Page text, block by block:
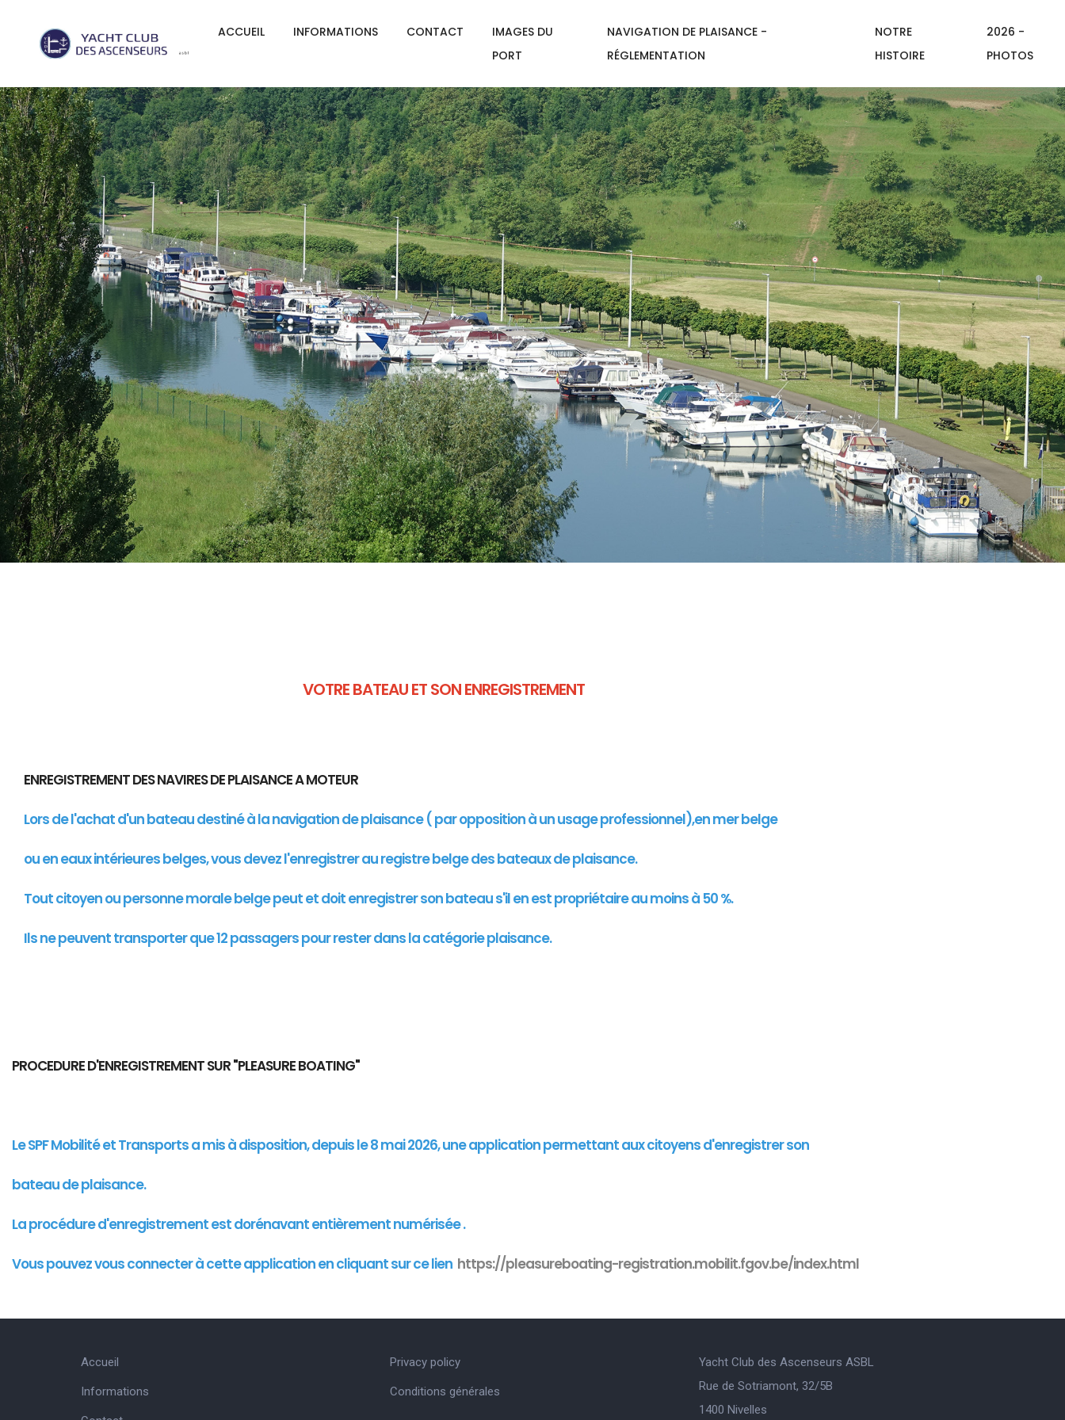
ACCUEIL INFORMATIONS CONTACT
IMAGES DU
PORT
NAVIGATION DE PLAISANCE -
RÉGLEMENTATION
NOTRE
HISTOIRE
2026 -
PHOTOS
VOTRE BATEAU ET SON ENREGISTREMENT
ENREGISTREMENT DES NAVIRES DE PLAISANCE A MOTEUR
Lors de l'achat d'un bateau destiné à la navigation de plaisance ( par opposition à un usage professionnel),en mer belge
ou en eaux intérieures belges, vous devez l'enregistrer au registre belge des bateaux de plaisance.
Tout citoyen ou personne morale belge peut et doit enregistrer son bateau s'il en est propriétaire au moins à 50 %.
Ils ne peuvent transporter que 12 passagers pour rester dans la catégorie plaisance.
PROCEDURE D'ENREGISTREMENT SUR "PLEASURE BOATING"
Le SPF Mobilité et Transports a mis à disposition, depuis le 8 mai 2026, une application permettant aux citoyens d'enregistrer son
bateau de plaisance.
La procédure d'enregistrement est dorénavant entièrement numérisée .
Vous pouvez vous connecter à cetteapplicationen cliquant sur ce lien https://pleasureboating-registration.mobilit.fgov.be/index.html
Accueil
Informations
Privacy policy
Conditions générales
Yacht Club des Ascenseurs ASBL
Rue de Sotriamont, 32/5B
1400 Nivelles